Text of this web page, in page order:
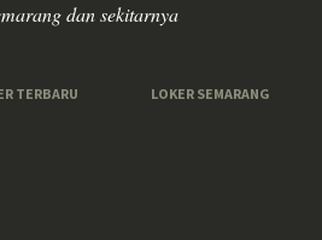
dan sekitarnya
TERBARU LOKER SEMARANG